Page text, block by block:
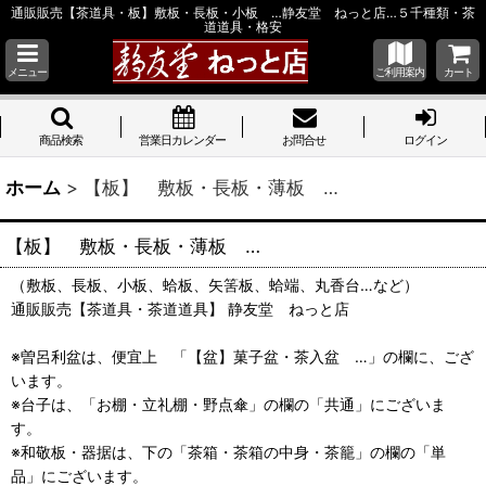
通販販売【茶道具・板】敷板・長板・小板 …静友堂 ねっと店…５千種類・茶
道道具・格安
メニュー ご利用案内 カート
商品検索 営業日カレンダー お問合せ ログイン
ホーム > 【板】 敷板・長板・薄板 …
【板】 敷板・長板・薄板 …
（敷板、長板、小板、蛤板、矢筈板、蛤端、丸香台…など）
通販販売【茶道具・茶道道具】 静友堂 ねっと店
※曽呂利盆は、便宜上 「【盆】菓子盆・茶入盆 …」の欄に、ござ
います。
※台子は、「お棚・立礼棚・野点傘」の欄の「共通」にございま
す。
※和敬板・器据は、下の「茶箱・茶箱の中身・茶籠」の欄の「単
品」にございます。